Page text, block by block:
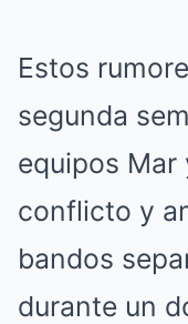
Estos
segunda
equipos Mar
conflicto y
bandos
durante un